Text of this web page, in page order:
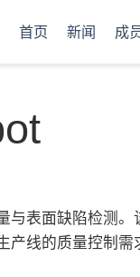
首页 新闻 成
与表面缺陷检测。
产线的质量控制需